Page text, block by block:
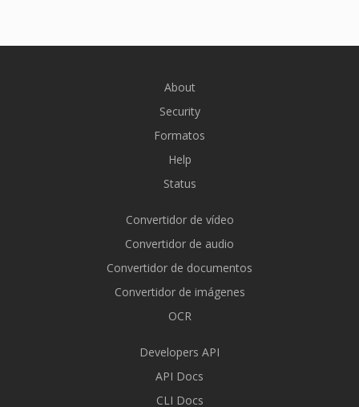
About
Security
Formatos
Help
Status
Convertidor de vídeo
Convertidor de audio
Convertidor de documentos
Convertidor de imágenes
OCR
Developers API
API Docs
CLI Docs